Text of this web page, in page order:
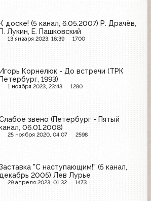
К доске! (5 канал, 6.05.2007) Р. Драчёв,
П. Лукин, Е. Пашковский
13 января 2023, 16:39 1700
Игорь Корнелюк - До встречи (ТРК
Петербург, 1993)
1 ноября 2023, 23:43 1280
звено (Петербург - Пятый
06.01.2008)
25 ноября 2020, 04:07 2598
Заставка "С наступающим!" (5 канал,
декабрь 2005) Лев Лурье
29 апреля 2023, 01:32 1473